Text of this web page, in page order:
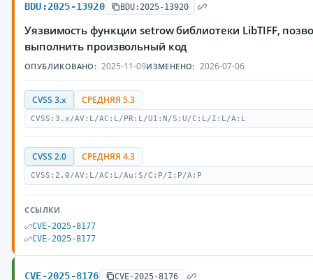
BDU:2025-13920 BDU:2025-13920
Уязвимость функции setrow библиотеки LibTIFF,
выполнить произвольный код
ОПУБЛИКОВАНО: 2025-11-09ИЗМЕНЕНО: 2026-07-06
CVSS 3.x СРЕДНЯЯ 5.3
CVSS:3.x/AV:L/AC:L/PR:L/UI:N/S:U/C:L/I:L/A:L
CVSS 2.0 СРЕДНЯЯ 4.3
CVSS:2.0/AV:L/AC:L/Au:S/C:P/I:P/A:P
ССЫЛКИ
CVE-2025-8177
CVE-2025-8177
CVE-2025-8176 CVE-2025-8176